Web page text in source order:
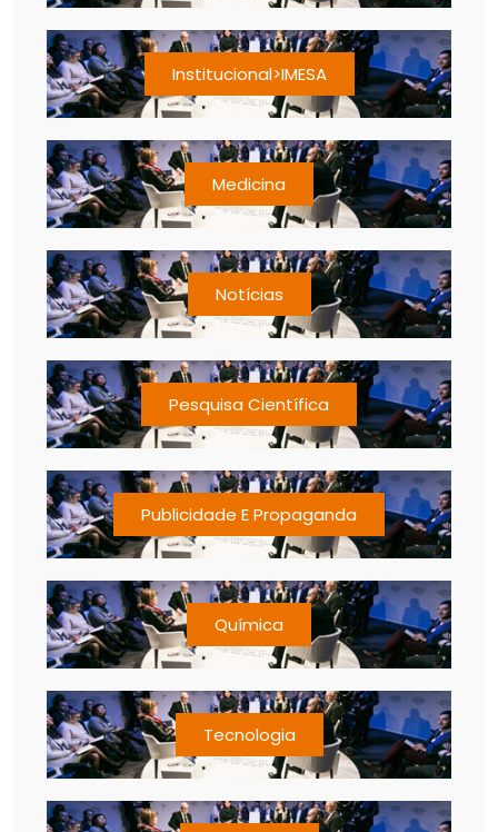
Institucional>IMESA
Medicina
Notícias
Pesquisa Científica
Publicidade E Propaganda
Química
Tecnologia